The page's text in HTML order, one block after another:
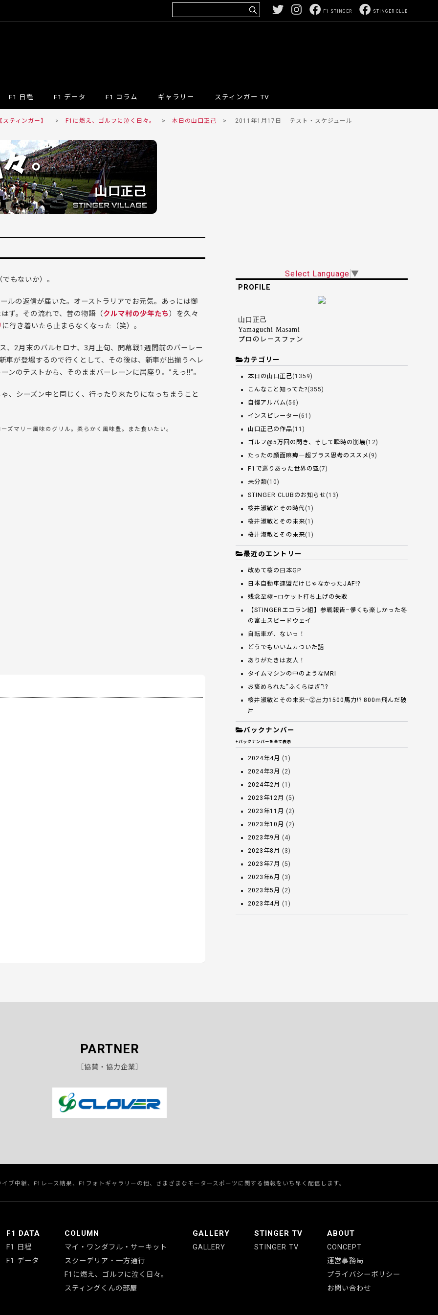
STINGER CLUB
F1 STINGER
F1 日程 F1 データ F1 コラム ギャラリー スティンガー TV
ティンガー】 > F1に燃え、ゴルフに泣く日々。 > 本日の山口正己 > 2011年1月17日 テスト・スケジュール
もないか）。
の返信が届いた。オーストラリアでお元気。あっには御
ず。その流れで、昔の物語（クルマ村の少年たち ）を久々
に行き着いたら止まらなくなった（笑）。
2月末のバルセロナ、3月上旬、開幕戦1週間前のバーレー
が登場するので行くとして、その後は、新車が出揃うヘレ
のテストから、そのままバーレーンに居座り。”えっ!!”。
、シーズン中と同じく、行ったり来たりになっちまうこと
ズマリー風味のグリル。柔らかく風味豊。また食いたい。
Select Language ▼
PROFILE
山口正己
Yamaguchi Masami
プロのレースファン
カテゴリー
本日の山口正己(1359)
こんなこと知ってた?(355)
自慢アルバム(56)
インスピレーター(61)
山口正己の作品(11)
ゴルフ@5万回の閃き、そして瞬時の崩壊(12)
たったの顔面麻痺―超プラス思考のススメ(9)
F1で巡りあった世界の空(7)
未分類(10)
STINGER CLUBのお知らせ(13)
桜井淑敏とその時代(1)
桜井淑敏とその未来(1)
桜井淑敏とその未来(1)
最近のエントリー
改めて桜の日本GP
日本自動車連盟だけじゃなかったJAF!?
残念至極–ロケット打ち上げの失敗
【STINGERエコラン組】参戦報告–儚くも楽しかった冬
の富士スピードウェイ
自転車が、ないっ！
どうでもいいムカついた話
ありがたきは友人！
タイムマシンの中のようなMRI
お褒められた“ふくらはぎ”!?
桜井淑敏とその未来–②出力1500馬力!? 800m飛んだ破
片
バックナンバー
+バックナンバーを全て表示
2024年4月 (1)
2024年3月 (2)
2024年2月 (1)
2023年12月 (5)
2023年11月 (2)
2023年10月 (2)
2023年9月 (4)
2023年8月 (3)
2023年7月 (5)
2023年6月 (3)
2023年5月 (2)
2023年4月 (1)
PARTNER
［協賛・協力企業］
ブ中継、F1レース結果、F1フォトギャラリーの他、さまざまなモータースポーツに関する情報をいち早く配信します。
F1 DATA
F1 日程
F1 データ
COLUMN
マイ・ワンダフル・サーキット
スクーデリア・一方通行
F1に燃え、ゴルフに泣く日々。
スティングくんの部屋
GALLERY
GALLERY
STINGER TV
STINGER TV
ABOUT
CONCEPT
運営事務局
プライバシーポリシー
お問い合わせ